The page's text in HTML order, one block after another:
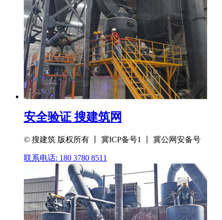
安全验证 搜建筑网
© 搜建筑 版权所有 丨 冀ICP备号1 丨 冀公网安备号
联系电话: 180 3780 8511